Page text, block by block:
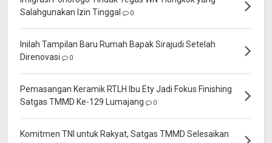
Salahgunakan Izin Tinggal
0
Inilah Tampilan Baru Rumah Bapak Sirajudi Setelah
Direnovasi
0
Pemasangan Keramik RTLH Ibu Ety Jadi Fokus Finishing
Satgas TMMD Ke-129 Lumajang
0
Komitmen TNI untuk Rakyat, Satgas TMMD Selesaikan